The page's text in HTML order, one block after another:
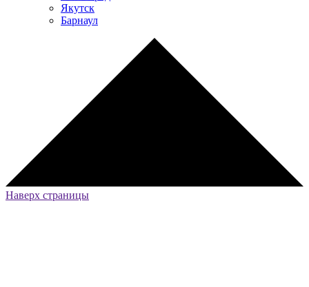
Якутск
Барнаул
Наверх страницы